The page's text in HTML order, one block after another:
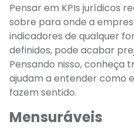
Pensar em KPIs jurídicos
sobre para onde a
indicadores de qualquer
definidos, pode acabar
Pensando nisso, conheça
ajudam a entender como
fazem sentido.
Mensuráveis